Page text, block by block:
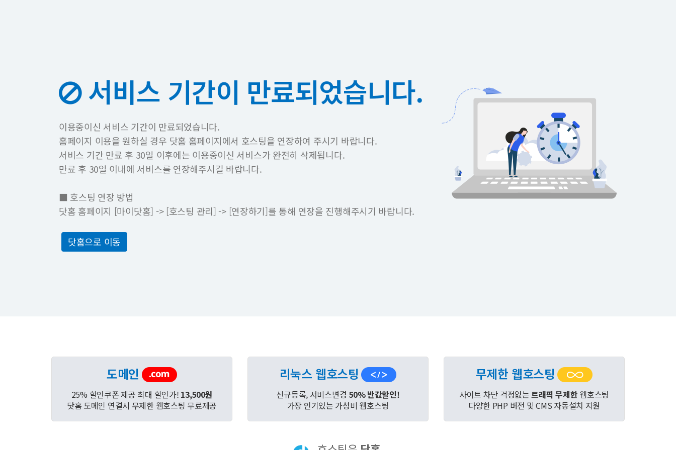
서비스 기간이 만료되었습니다.
이용중이신 서비스 기간이 만료되었습니다.
홈페이지 이용을 원하실 경우 닷홈 홈페이지에서 호스팅을 연장하여 주시기 바랍니다.
서비스 기간 만료 후 30일 이후에는 이용중이신 서비스가 완전히 삭제됩니다.
만료 후 30일 이내에 서비스를 연장해주시길 바랍니다.
■ 호스팅 연장 방법
닷홈 홈페이지 [마이닷홈] -> [호스팅 관리] -> [연장하기]를 통해 연장을 진행해주시기 바랍니다.
닷홈으로 이동
도메인
25% 할인쿠폰 제공 최대 할인가! 13,500원
닷홈 도메인 연결시 무제한 웹호스팅 무료제공
리눅스 웹호스팅
신규등록, 서비스변경 50% 반값할인!
가장 인기있는 가성비 웹호스팅
무제한 웹호스팅
사이트 차단 걱정없는트래픽 무제한 웹호스팅
다양한 PHP 버전 및 CMS 자동설치 지원